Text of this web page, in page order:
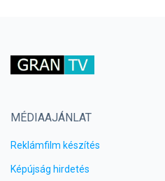
MÉDIAAJÁNLAT
Reklámfilm készítés
Képújság hirdetés